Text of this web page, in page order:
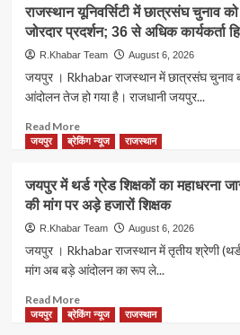
बार
एसोसिएशन
ने
के
नाम
ज्ञापन
में
988
पूर्व
संविदा
नर्सों
की
दोबारा
विभाग
की
मंजूरी
सरकारी
अस्पतालों
मिलेगी
बड़ी
राजस्थान यूनिवर्सिटी में छात्रसंघ चुनाव
जोरदार प्रदर्शन; 36 से अधिक कार्यकर्ता
R.Khabar Team August 6, 2026
जयपुर । Rkhabar राजस्थान में छात्रसंघ चुनाव
आंदोलन तेज हो गया है। राजधानी जयपुर...
Read MoreRead
more
राजस्थान
यूनिवर्सिटी
में
छात्रसंघ
चुनाव
लेकर
ABVP
जयपुर ब्रेकिंग न्यूज राजस्थान
जयपुर में थर्ड ग्रेड शिक्षकों का महाधरना
की मांग पर अड़े हजारों शिक्षक
R.Khabar Team August 6, 2026
जयपुर । Rkhabar राजस्थान में तृतीय श्रेणी
मांग अब बड़े आंदोलन का रूप ले...
Read MoreRead
more
जयपुर ब्रेकिंग न्यूज राजस्थान